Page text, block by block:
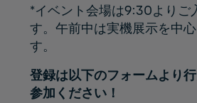
*イベント会場は9:30よりご
す。午前中は実機展示を中
す。
登録は以下のフォームより
参加ください！